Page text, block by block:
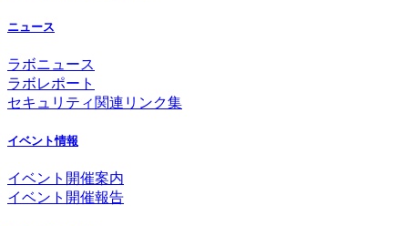
ニュース
ラボニュース
ラボレポート
セキュリティ関連リンク集
イベント情報
イベント開催案内
イベント開催報告